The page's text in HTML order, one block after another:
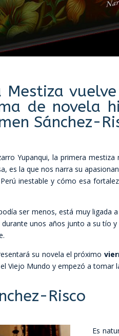
Mestiza
de novela
Sánchez-
Yupanqui, la primera
es la que nos narra su
inestable y cómo esa
ser menos, está muy ligada
unos años junto a su tío
su novela el próximo
Viejo Mundo y empezó a tomar
Risco
Es